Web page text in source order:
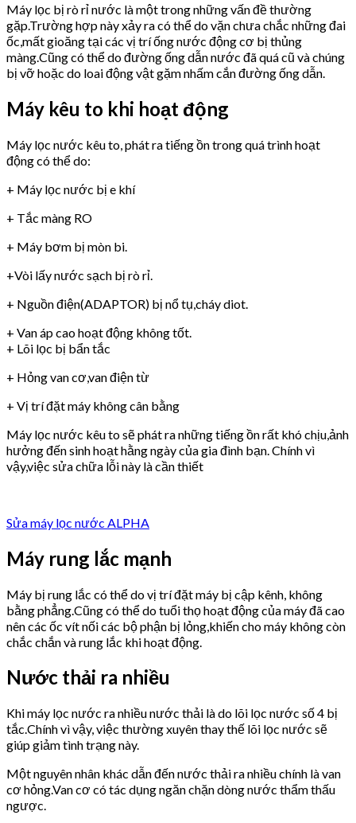
Máy lọc bị rò rỉ nước là một trong những vấn đề thường
gặp.Trường hợp này xảy ra có thể do vặn chưa chắc những đai
ốc,mất gioăng tại các vị trí ống nước động cơ bị thủng
màng.Cũng có thể do đường ống dẫn nước đã quá cũ và chúng
bị vỡ hoặc do loai động vật gặm nhấm cắn đường ống dẫn.
Máy kêu to khi hoạt động
Máy lọc nước kêu to, phát ra tiếng ồn trong quá trình hoạt
động có thể do:
+ Máy lọc nước bị e khí
+ Tắc màng RO
+ Máy bơm bị mòn bi.
+Vòi lấy nước sạch bị rò rỉ.
+ Nguồn điện(ADAPTOR) bị nổ tụ,cháy diot.
+ Van áp cao hoạt động không tốt.
+ Lõi lọc bị bẩn tắc
+ Hỏng van cơ,van điện từ
+ Vị trí đặt máy không cân bằng
Máy lọc nước kêu to sẽ phát ra những tiếng ồn rất khó chịu,ảnh
hưởng đến sinh hoạt hằng ngày của gia đình bạn. Chính vì
vậy,việc sửa chữa lỗi này là cần thiết
Sửa máy lọc nước ALPHA
Máy rung lắc mạnh
Máy bị rung lắc có thể do vị trí đặt máy bị cập kênh, không
bằng phẳng.Cũng có thể do tuổi thọ hoạt động của máy đã cao
nên các ốc vít nối các bộ phận bị lỏng,khiến cho máy không còn
chắc chắn và rung lắc khi hoạt động.
Nước thải ra nhiều
Khi máy lọc nước ra nhiều nước thải là do lõi lọc nước số 4 bị
tắc.Chính vì vậy, việc thường xuyên thay thế lõi lọc nước sẽ
giúp giảm tình trạng này.
Một nguyên nhân khác dẫn đến nước thải ra nhiều chính là van
cơ hỏng.Van cơ có tác dụng ngăn chặn dòng nước thẩm thấu
ngược.